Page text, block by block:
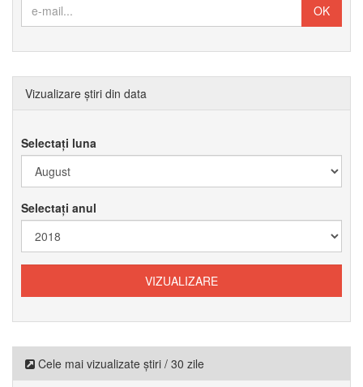
Vizualizare știri din data
Selectați luna
Selectați anul
Cele mai vizualizate știri / 30 zile